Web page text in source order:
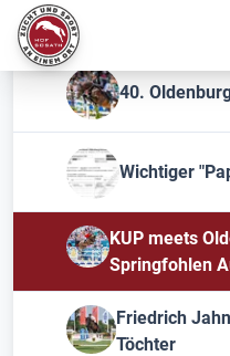
40.
Wichtiger
KUP meets
Springfohlen
Friedrich
Töchter